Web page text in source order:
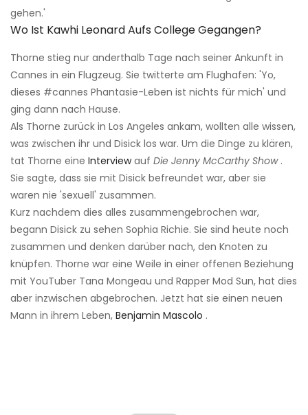
gehen.'
Wo Ist Kawhi Leonard Aufs College Gegangen?
Thorne stieg nur anderthalb Tage nach seiner Ankunft in
Cannes in ein Flugzeug. Sie twitterte am Flughafen: 'Yo,
dieses #cannes Phantasie-Leben ist nichts für mich' und
ging dann nach Hause.
Als Thorne zurück in Los Angeles ankam, wollten alle wissen,
was zwischen ihr und Disick los war. Um die Dinge zu klären,
tat Thorne eine Interviewauf Die Jenny McCarthy Show.
Sie sagte, dass sie mit Disick befreundet war, aber sie
waren nie 'sexuell' zusammen.
Kurz nachdem dies alles zusammengebrochen war,
begann Disick zu sehen Sophia Richie. Sie sind heute noch
zusammen und denken darüber nach, den Knoten zu
knüpfen. Thorne war eine Weile in einer offenen Beziehung
mit YouTuber Tana Mongeau und Rapper Mod Sun, hat dies
aber inzwischen abgebrochen. Jetzt hat sie einen neuen
Mann in ihrem Leben, Benjamin Mascolo .